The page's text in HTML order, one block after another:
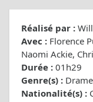
Réalisé par :
Avec : Florence
Naomi Ackie,
Durée : 01h29
Genre(s) :
Nationalité(s) :